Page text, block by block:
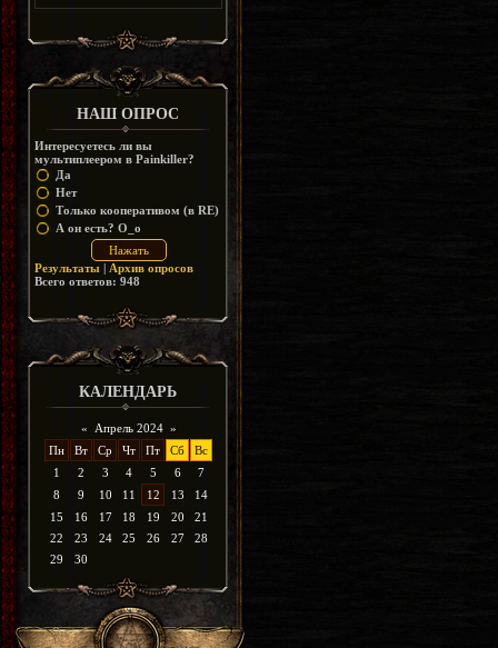
НАШ ОПРОС
Интересуетесь ли вы
мультиплеером в Painkiller?
Да
Нет
Только кооперативом (в RE)
А он есть? O_o
Результаты | Архив опросов
Всего ответов: 948
КАЛЕНДАРЬ
« Апрель 2024 »
Пн
Вт Ср Чт Пт Сб
Вс
1
2 3 4 5 6
7
8
9 10 11 12 13
14
15
16 17 18 19 20
21
22
23 24 25 26 27
28
29
30